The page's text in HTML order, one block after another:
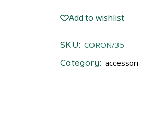
Add to wishlist
SKU: CORON/35
Category: accessori